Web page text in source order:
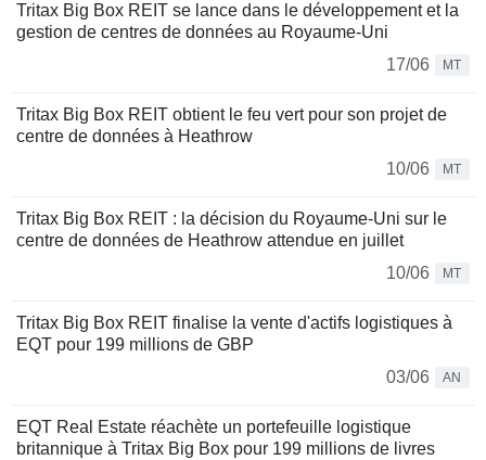
Tritax Big Box REIT se lance dans le développement et la
gestion de centres de données au Royaume-Uni
17/06
MT
Tritax Big Box REIT obtient le feu vert pour son projet de
centre de données à Heathrow
10/06
MT
Tritax Big Box REIT : la décision du Royaume-Uni sur le
centre de données de Heathrow attendue en juillet
10/06
MT
Tritax Big Box REIT finalise la vente d'actifs logistiques à
EQT pour 199 millions de GBP
03/06
AN
EQT Real Estate réachète un portefeuille logistique
britannique à Tritax Big Box pour 199 millions de livres